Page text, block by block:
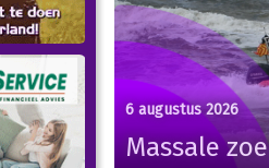
6 augustus 2026
Massale